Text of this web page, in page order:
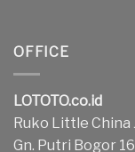
OFFICE
LOTOTO.co.id
Ruko Little China
Gn. Putri Bogor